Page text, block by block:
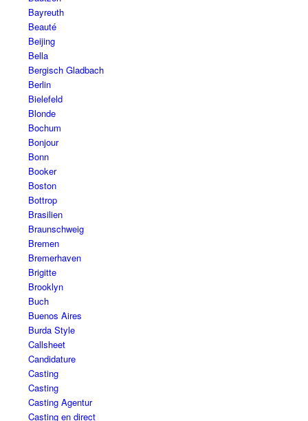
Bayreuth
Beauté
Beijing
Bella
Bergisch Gladbach
Berlin
Bielefeld
Blonde
Bochum
Bonjour
Bonn
Booker
Boston
Bottrop
Brasilien
Braunschweig
Bremen
Bremerhaven
Brigitte
Brooklyn
Buch
Buenos Aires
Burda Style
Callsheet
Candidature
Casting
Casting
Casting Agentur
Casting en direct